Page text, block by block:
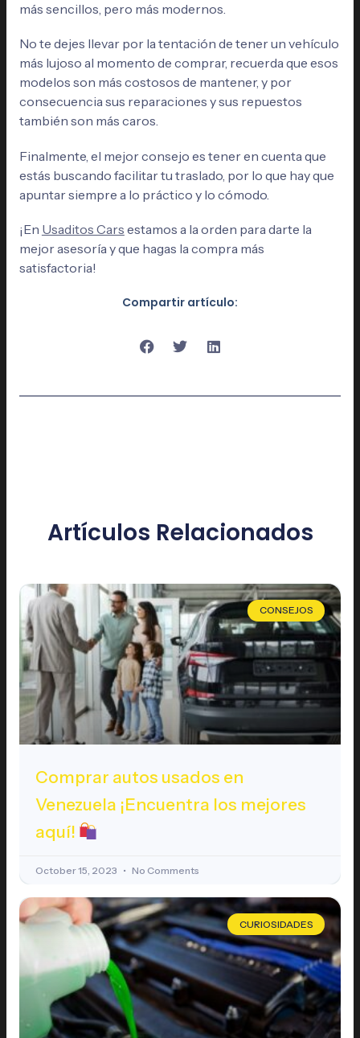
más sencillos, pero más modernos.
No te dejes llevar por la tentación de tener un vehículo
más lujoso al momento de comprar, recuerda que esos
modelos son más costosos de mantener, y por
consecuencia sus reparaciones y sus repuestos
también son más caros.
Finalmente, el mejor consejo es tener en cuenta que
estás buscando facilitar tu traslado, por lo que hay que
apuntar siempre a lo práctico y lo cómodo.
¡En Usaditos Cars estamos a la orden para darte la
mejor asesoría y que hagas la compra más
satisfactoria!
Compartir artículo:
Artículos Relacionados
CONSEJOS
Comprar autos usados en
Venezuela ¡Encuentra los mejores
aquí!
October 15, 2023 No Comments
CURIOSIDADES